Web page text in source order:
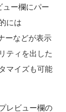
ー欄にパー
には
ーなどが表示
ティを出した
マイズも可能
レビュー欄の